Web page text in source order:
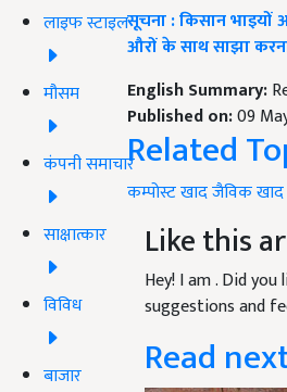
लाइफ स्टाइल
मौसम
कंपनी समाचार
साक्षात्कार
विविध
बाजार
सूचना : किसान
औरों के साथ साझा
English Summary:
Published on:09
Related
कम्पोस्टखादजैविक खाद
Like this
Hey! I am. Did
suggestions and
Read